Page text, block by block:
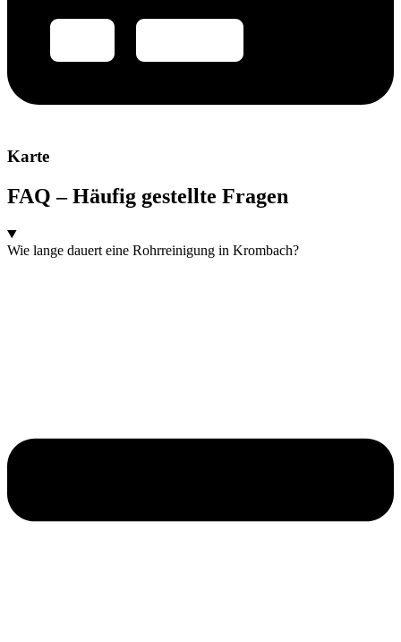
Karte
FAQ – Häufig gestellte Fragen
Wie lange dauert eine Rohrreinigung in Krombach?